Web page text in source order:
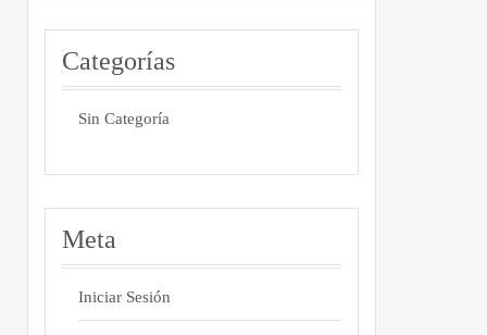
Categorías
Sin Categoría
Meta
Iniciar Sesión